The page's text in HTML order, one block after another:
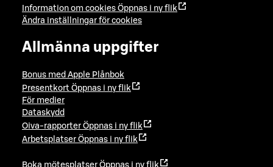
Information om cookies Öppnas i ny flik
Ändra inställningar för cookies
Allmänna uppgifter
Bonus med Apple Plånbok
Presentkort Öppnas i ny flik
För medier
Dataskydd
Oiva-rapporter Öppnas i ny flik
Arbetsplatser Öppnas i ny flik
Boka mötesplatser Öppnas i ny flik